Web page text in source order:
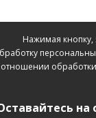
Нажимая кнопку,
отношении
на